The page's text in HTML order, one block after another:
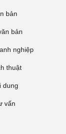
bản
bản
nghiệp
thuật
dung
vấn